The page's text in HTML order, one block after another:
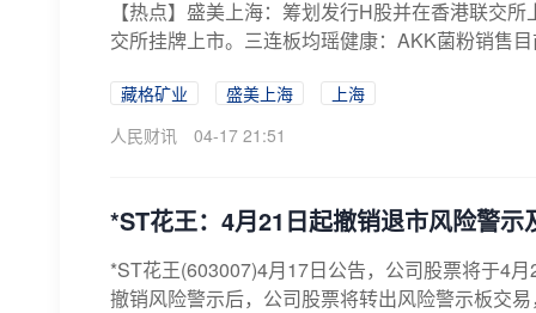
【热点】盛美上海：筹划发行H股并在香港联交
交所挂牌上市。三连板均瑶健康：AKK菌粉销售
藏格矿业 盛美上海
上海
人民财讯
04-17 21:51
*ST花王：4月21日起撤销退市风险警示
*ST花王(603007)4月17日公告，公司股票将于4
撤销风险警示后，公司股票将转出风险警示板交易